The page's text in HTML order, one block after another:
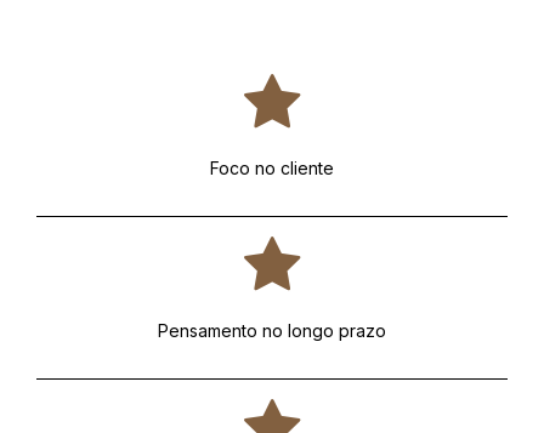
Foco no cliente
Pensamento no longo prazo